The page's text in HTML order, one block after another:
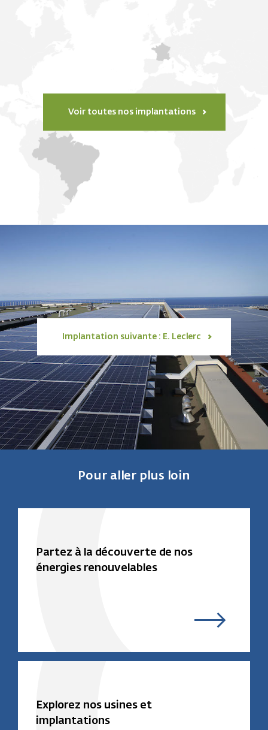
Voir toutes nos implantations
Implantation suivante : E. Leclerc
Pour aller plus loin
Partez à la découverte de nos
énergies renouvelables
Explorez nos usines et
implantations